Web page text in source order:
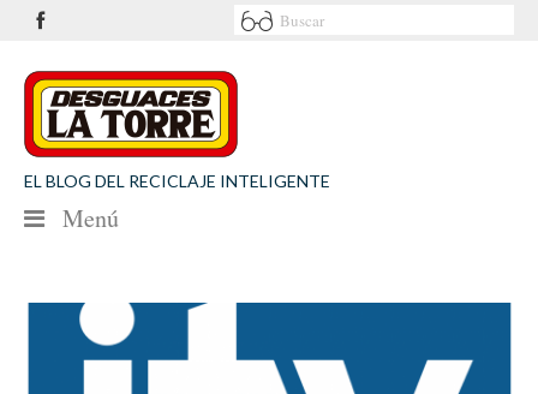
EL BLOG DEL RECICLAJE INTELIGENTE
Menú
SEGURIDAD VIAL